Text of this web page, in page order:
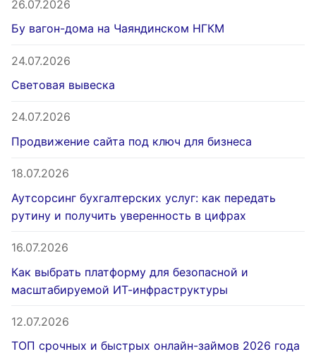
26.07.2026
Бу вагон-дома на Чаяндинском НГКМ
24.07.2026
Световая вывеска
24.07.2026
Продвижение сайта под ключ для бизнеса
18.07.2026
Аутсорсинг бухгалтерских услуг: как передать
рутину и получить уверенность в цифрах
16.07.2026
Как выбрать платформу для безопасной и
масштабируемой ИТ-инфраструктуры
12.07.2026
ТОП срочных и быстрых онлайн-займов 2026 года